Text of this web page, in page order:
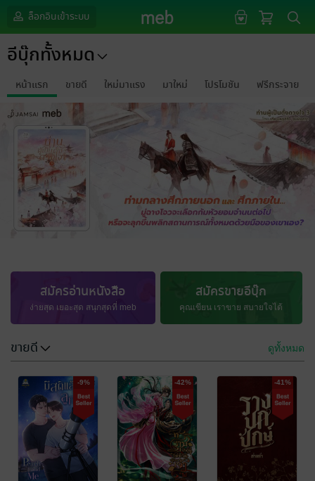
ล็อกอินเข้าระบบ
อีบุ๊กทั้งหมด
หน้าแรก ขายดี ใหม่มาแรง มาใหม่ โปรโมชัน ฟรีกระจาย
สมัครอ่านหนังสือ
ง่ายสุด เยอะสุด สนุกสุดที่ meb
สมัครขายอีบุ๊ก
คุณเขียน เราขาย สบายใจได้
ขายดี ดูทั้งหมด
-9% -42% -41%